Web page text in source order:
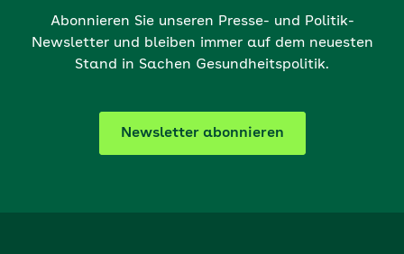
Abonnieren Sie unseren Presse- und Politik-
Newsletter und bleiben immer auf dem neuesten
Stand in Sachen Gesundheitspolitik.
Newsletter abonnieren